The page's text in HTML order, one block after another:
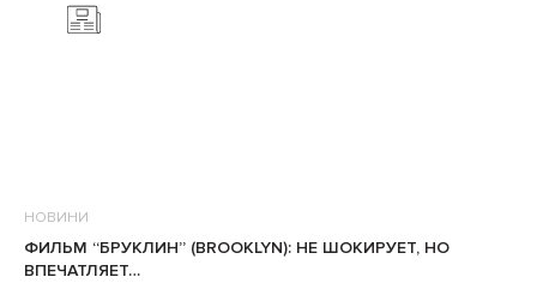
НОВИНИ
ФИЛЬМ “БРУКЛИН” (BROOKLYN): НЕ ШОКИРУЕТ, НО
ВПЕЧАТЛЯЕТ…